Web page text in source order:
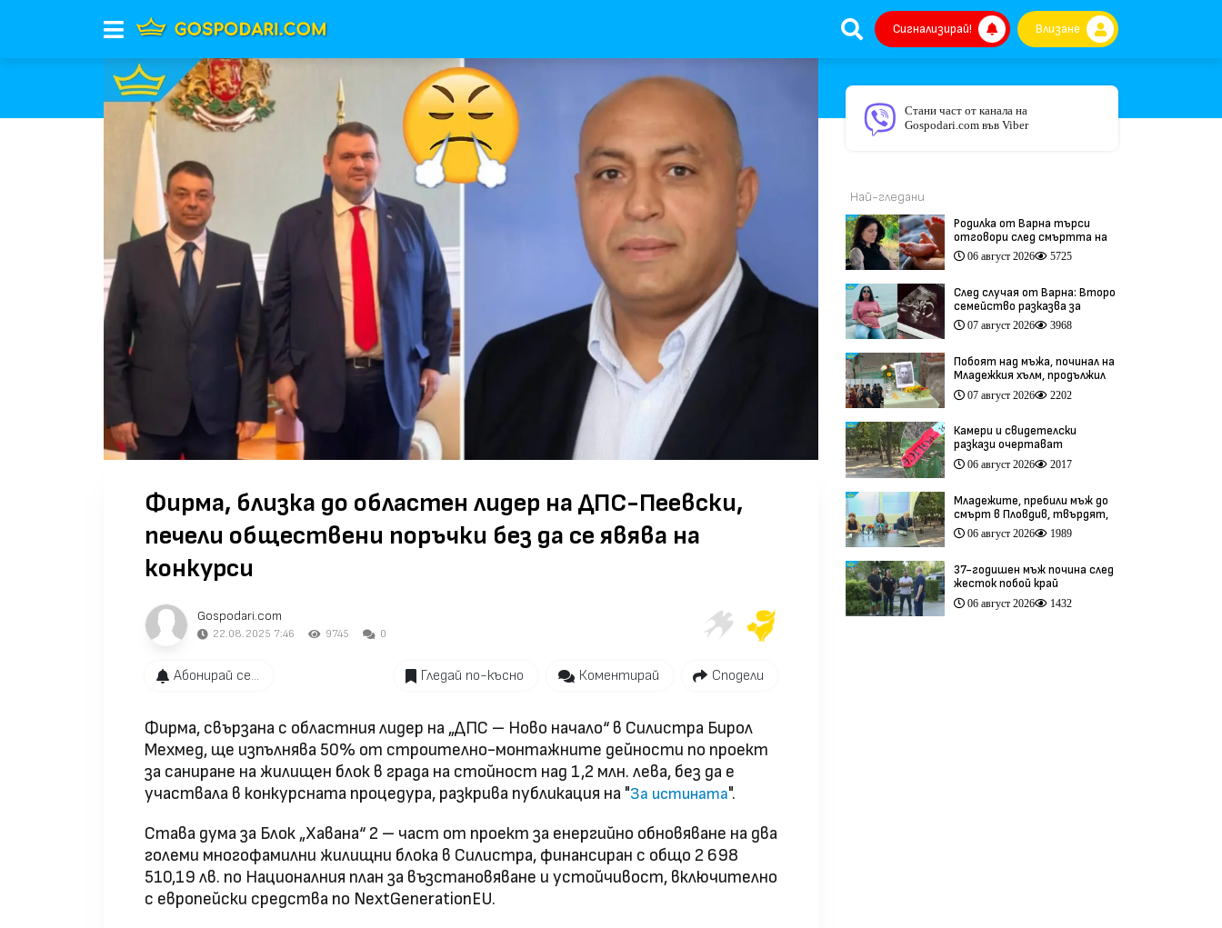
Сигнализирай! Влизане
Фирма, близка до областен лидер на ДПС-Пеевски,
печели обществени поръчки без да се явява на
конкурси
Gospodari.com
22.08.2025 7:46 9745 0
Абонирай се... Гледай по-късно Коментирай Сподели
Фирма, свързана с областния лидер на „ДПС – Ново начало“ в Силистра Бирол
Мехмед, ще изпълнява 50% от строително-монтажните дейности по проект
за саниране на жилищен блок в града на стойност над 1,2 млн. лева, без да е
участвала в конкурсната процедура, разкрива публикация на "За истината".
Става дума за Блок „Хавана“ 2 – част от проект за енергийно обновяване на два
големи многофамилни жилищни блока в Силистра, финансиран с общо 2 698
510,19 лв. по Националния план за възстановяване и устойчивост, включително
с европейски средства по NextGenerationEU.
Стани част от канала на
Gospodari.com във Viber
Най-гледани
Родилка от Варна търси
отговори след смъртта на
бебето ѝ дни преди секцио
(видео)
06 август 2026 5725
След случая от Варна: Второ
семейство разказва за
трагедия след бременност
при същия лекар (видео)
07 август 2026 3968
Побоят над мъжа, починал на
Младежкия хълм, продължил
повече от час (видео)
07 август 2026 2202
Камери и свидетелски
разкази очертават
хронологията на фаталния
побой край Младежкия хълм
06 август 2026 2017
Младежите, пребили мъж до
смърт в Пловдив, твърдят,
че са „ловци на педофили”
(видео)
06 август 2026 1989
37-годишен мъж почина след
жесток побой край
Младежкия хълм в Пловдив
(видео)
06 август 2026 1432